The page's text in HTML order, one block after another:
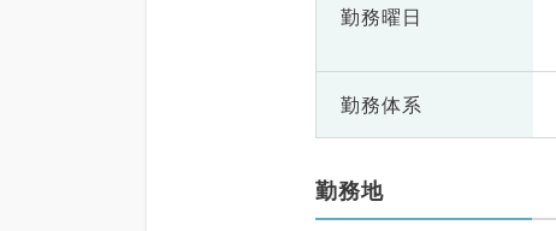
勤務曜日
勤務体系
勤務地